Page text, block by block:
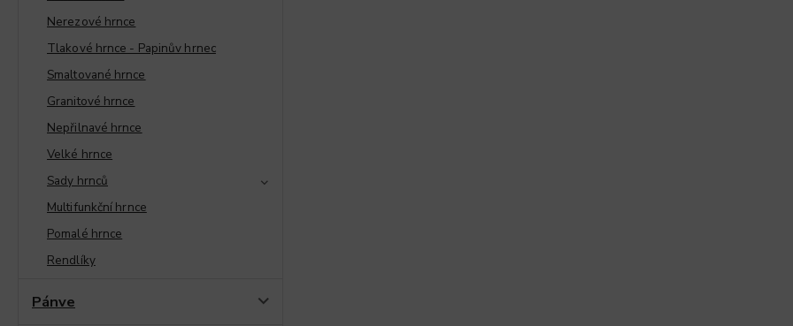
Nerezové hrnce
Tlakové hrnce - Papinův hrnec
Smaltované hrnce
Granitové hrnce
Nepřilnavé hrnce
Velké hrnce
Sady hrnců
Multifunkční hrnce
Pomalé hrnce
Rendlíky
Pánve